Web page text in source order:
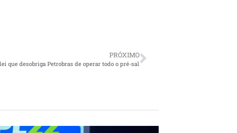
PRÓXIMO
que desobriga Petrobras de operar todo o pré-sal